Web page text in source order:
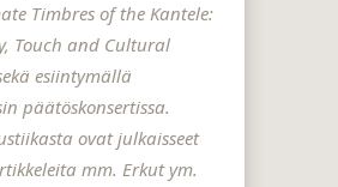
Timbres of the Kantele:
Touch and Cultural
esiintymällä
päätöskonsertissa.
ovat julkaisseet
mm. Erkut ym.